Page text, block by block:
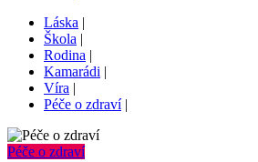
Láska |
Škola |
Rodina |
Kamarádi |
Víra |
Péče o zdraví|
Péče o zdraví